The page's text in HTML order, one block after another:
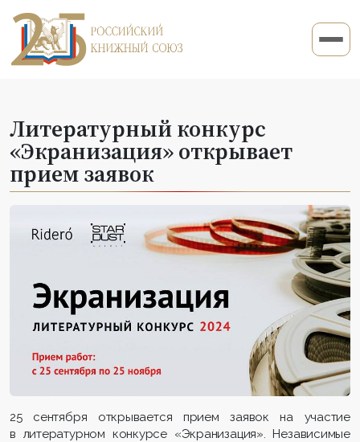
Литературный конкурс
«Экранизация» открывает
прием заявок
25 сентября открывается прием заявок на участие
в литературном конкурсе «Экранизация». Независимые